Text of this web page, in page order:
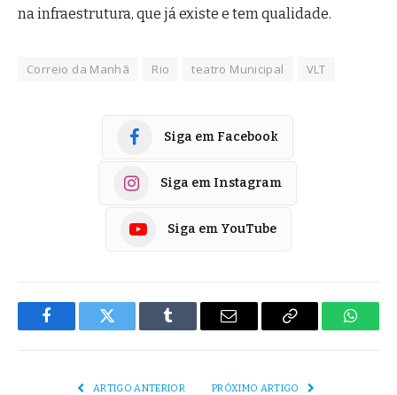
na infraestrutura, que já existe e tem qualidade.
Correio da Manhã Rio teatro Municipal VLT
Siga em Facebook
Siga em Instagram
Siga em YouTube
FacebookTwitter Tumblr
E-
Copiar
ARTIGO ANTERIOR PRÓXIMO ARTIGO